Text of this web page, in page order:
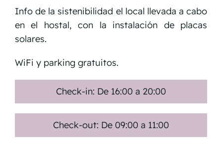
Info de la sistenibilidad el local llevada a cabo
en el hostal, con la instalación de placas
solares.
WiFi y parking gratuitos.
Check-in: De 16:00 a 20:00
Check-out: De 09:00 a 11:00